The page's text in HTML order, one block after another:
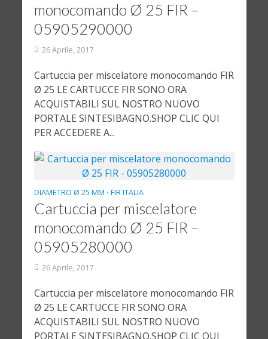
monocomando Ø 25 FIR –
05905290000
26 Aprile, 2017
Cartuccia per miscelatore monocomando FIR
Ø 25 LE CARTUCCE FIR SONO ORA
ACQUISTABILI SUL NOSTRO NUOVO
PORTALE SINTESIBAGNO.SHOP CLIC QUI
PER ACCEDERE A...
DIAMETRO Ø 25 MM • FIR ITALIA
Cartuccia per miscelatore
monocomando Ø 25 FIR –
05905280000
26 Aprile, 2017
Cartuccia per miscelatore monocomando FIR
Ø 25 LE CARTUCCE FIR SONO ORA
ACQUISTABILI SUL NOSTRO NUOVO
PORTALE SINTESIBAGNO.SHOP CLIC QUI